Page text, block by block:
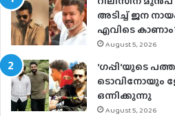
അടിച്ച് ജന
എവിടെ
August 5, 2026
‘ഗപ്പി‘യുടെ
ടൊവിനോയും
ഒന്നിക്കുന്നു
August 5, 2026